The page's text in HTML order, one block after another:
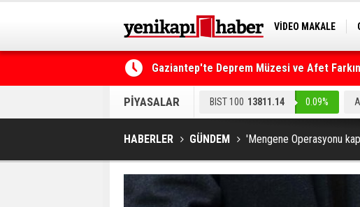
VİDEO MAKALE
Gaziantep'te Deprem Müzesi ve Afet
PİYASALAR BIST 100 13811.14 0.09%
HABERLER GÜNDEM 'Mengene Operasyonu